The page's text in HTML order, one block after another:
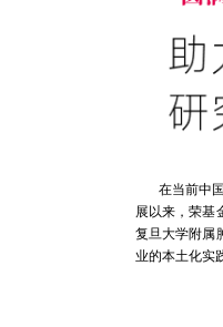
在当前中国
展以来，荣基
复旦大学附属
业的本土化实